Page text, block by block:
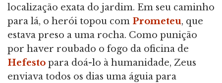
localização exata do jardim. Em seu caminho
para lá, o herói topou com Prometeu, que
estava preso a uma rocha. Como punição
por haver roubado o fogo da oficina de
Hefesto para doá-lo à humanidade, Zeus
enviava todos os dias uma águia para